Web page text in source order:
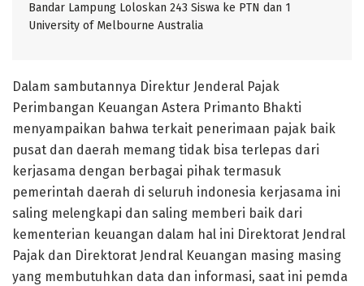
Bandar Lampung Loloskan 243 Siswa ke PTN dan 1
University of Melbourne Australia
Dalam sambutannya Direktur Jenderal Pajak
Perimbangan Keuangan Astera Primanto Bhakti
menyampaikan bahwa terkait penerimaan pajak baik
pusat dan daerah memang tidak bisa terlepas dari
kerjasama dengan berbagai pihak termasuk
pemerintah daerah di seluruh indonesia kerjasama ini
saling melengkapi dan saling memberi baik dari
kementerian keuangan dalam hal ini Direktorat Jendral
Pajak dan Direktorat Jendral Keuangan masing masing
yang membutuhkan data dan informasi, saat ini pemda